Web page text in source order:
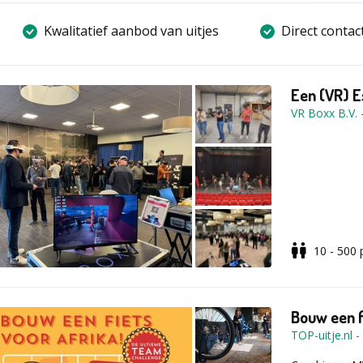
Kwalitatief aanbod van uitjes Direct
Een (VR)
VR Boxx B.V. -
De
Vrij
10 - 500
Bouw
TOP-uitje.nl -